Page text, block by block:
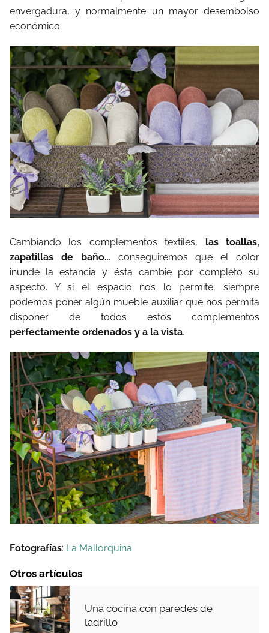
envergadura, y normalmente un mayor desembolso
económico.
Cambiando los complementos textiles, las toallas,
zapatillas de baño… conseguiremos que el color
inunde la estancia y ésta cambie por completo su
aspecto. Y si el espacio nos lo permite, siempre
podemos poner algún mueble auxiliar que nos permita
disponer de todos estos complementos
perfectamente ordenados y a la vista.
Fotografías: La Mallorquina
Otros artículos
Una cocina con paredes de
ladrillo